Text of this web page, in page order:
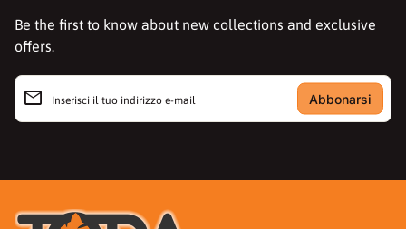
Be the first to know about new collections and exclusive
offers.
Inserisci il tuo indirizzo e-mail
email
Casa